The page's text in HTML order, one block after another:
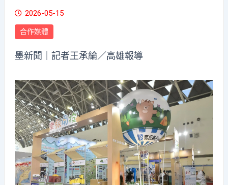
2026-05-15
合作媒體
墨新聞 ｜記者王承綸／高雄報導